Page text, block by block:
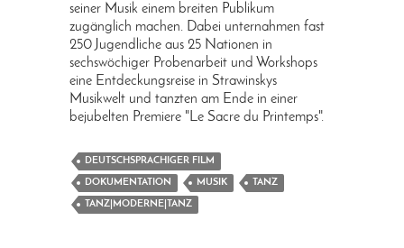
seiner Musik einem breiten Publikum
zugänglich machen. Dabei unternahmen fast
250 Jugendliche aus 25 Nationen in
sechswöchiger Probenarbeit und Workshops
eine Entdeckungsreise in Strawinskys
Musikwelt und tanzten am Ende in einer
bejubelten Premiere "Le Sacre du Printemps".
DEUTSCHSPRACHIGER FILM
DOKUMENTATION MUSIK TANZ
TANZ|MODERNE|TANZ